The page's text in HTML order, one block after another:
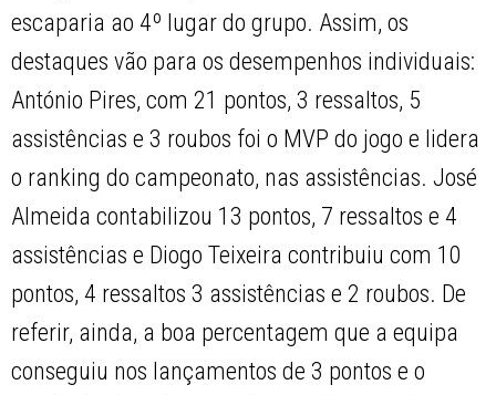
escaparia ao 4º lugar do grupo. Assim, os
destaques vão para os desempenhos individuais:
António Pires, com 21 pontos, 3 ressaltos, 5
assistências e 3 roubos foi o MVP do jogo e lidera
o ranking do campeonato, nas assistências. José
Almeida contabilizou 13 pontos, 7 ressaltos e 4
assistências e Diogo Teixeira contribuiu com 10
pontos, 4 ressaltos 3 assistências e 2 roubos. De
referir, ainda, a boa percentagem que a equipa
conseguiu nos lançamentos de 3 pontos e o